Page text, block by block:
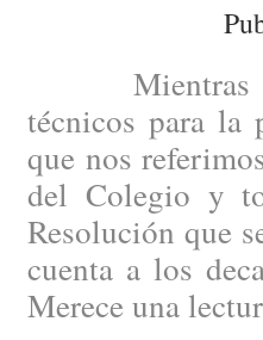
Mientras el
técnicos para la
que nos
del Colegio y
Resolución que
cuenta a los
Merece una